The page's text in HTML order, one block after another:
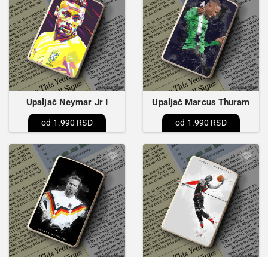
Upaljač Neymar Jr I
1.990 RSD
Upaljač Marcus Thuram
1.990 RSD